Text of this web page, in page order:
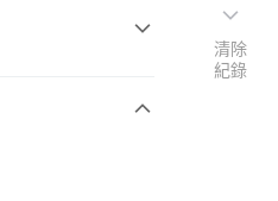
清除
紀錄